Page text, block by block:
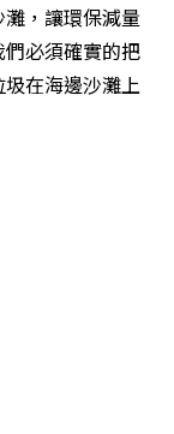
，讓環保減量
必須確實的把
在海邊沙灘上